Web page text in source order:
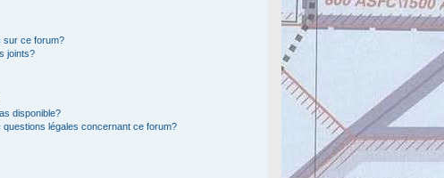
sur ce forum?
joints?
disponible?
légales concernant ce forum?